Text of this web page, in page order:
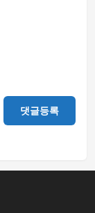
댓글등록